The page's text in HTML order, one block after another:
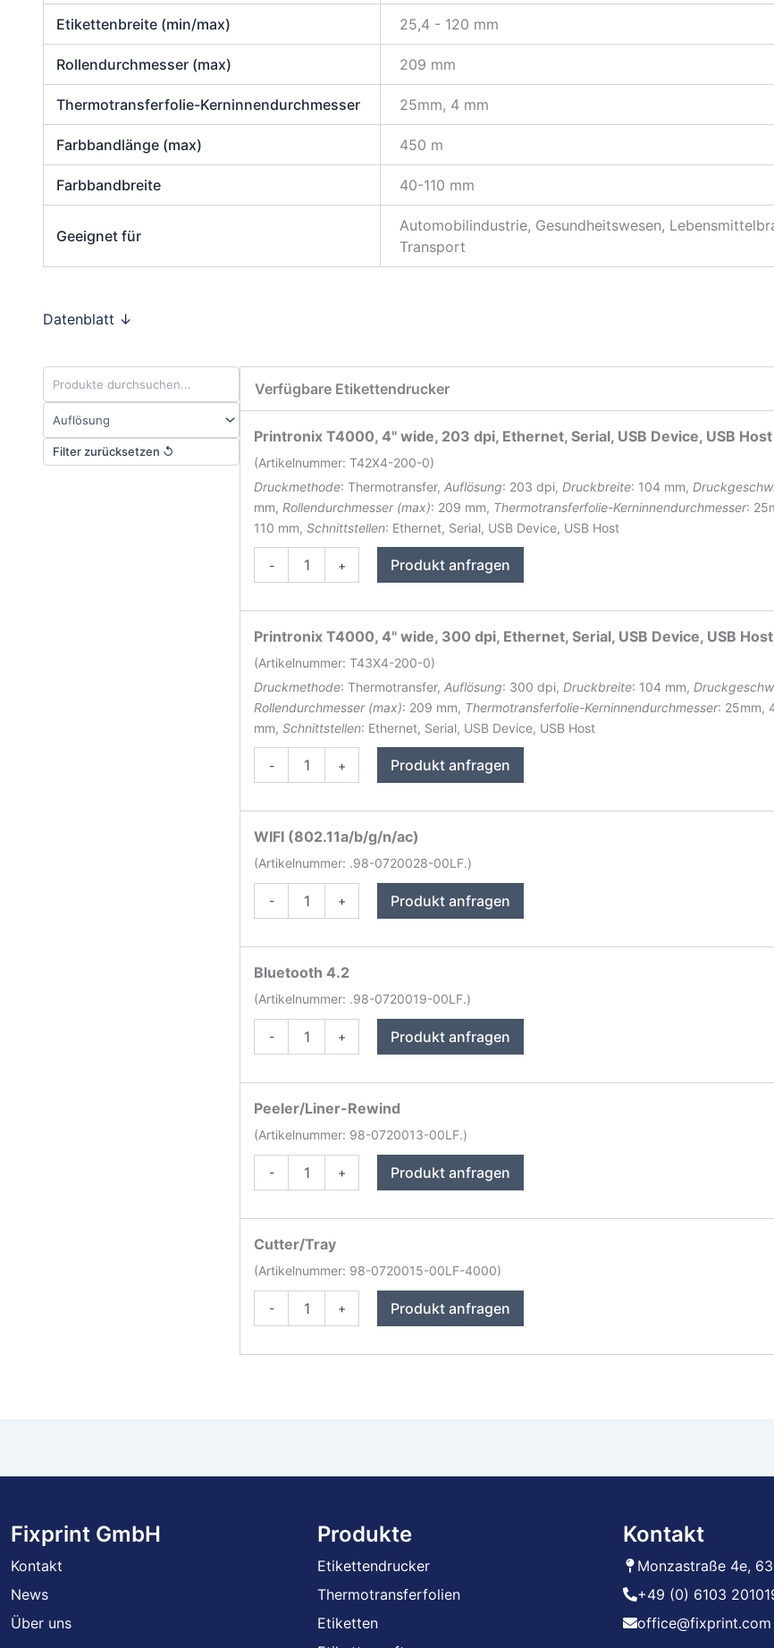
Etikettenbreite (min/max) 25,4 - 120 mm
Rollendurchmesser (max) 209 mm
Thermotransferfolie-Kerninnendurchmesser 25mm, 4 mm
Farbbandlänge (max) 450 m
Farbbandbreite 40-110 mm
Geeignet für
Automobilindustrie, Gesundheitswesen,
Transport
Datenblatt ↓
Filter zurücksetzen ↺
Verfügbare Etikettendrucker
Printronix T4000, 4" wide, 203 dpi, Ethernet, Serial, USB Device, USB Host
(Artikelnummer: T42X4-200-0)
Druckmethode: Thermotransfer, Auflösung: 203 dpi, Druckbreite: 104 mm,
mm, Rollendurchmesser (max): 209 mm, Thermotransferfolie-Kerninnendurchmesser:
110 mm, Schnittstellen: Ethernet, Serial, USB Device, USB Host
-
T4000
Menge
+ Produkt anfragen
Printronix T4000, 4" wide, 300 dpi, Ethernet, Serial, USB Device, USB Host
(Artikelnummer: T43X4-200-0)
Druckmethode: Thermotransfer, Auflösung: 300 dpi, Druckbreite: 104 mm,
Rollendurchmesser (max): 209 mm, Thermotransferfolie-Kerninnendurchmesser: 25mm,
mm, Schnittstellen: Ethernet, Serial, USB Device, USB Host
-
T4000
Menge
+ Produkt anfragen
WIFI (802.11a/b/g/n/ac)
(Artikelnummer: .98-0720028-00LF.)
-
Menge
+ Produkt anfragen
Bluetooth 4.2
(Artikelnummer: .98-0720019-00LF.)
-
Menge
+ Produkt anfragen
Peeler/Liner-Rewind
(Artikelnummer: 98-0720013-00LF.)
-
Menge
+ Produkt anfragen
Cutter/Tray
(Artikelnummer: 98-0720015-00LF-4000)
-
Menge
+ Produkt anfragen
Fixprint GmbH
Kontakt
News
Über uns
Produkte
Etikettendrucker
Thermotransferfolien
Etiketten
Kontakt
Monzastraße 4e,
+49 (0) 6103
office@fixprint.com